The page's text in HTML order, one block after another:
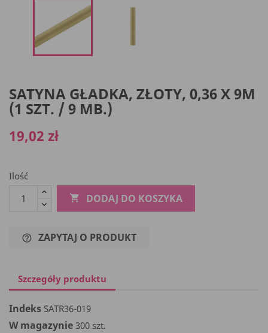
SATYNA GŁADKA, ZŁOTY, 0,36 X 9M
(1 SZT. / 9 MB.)
19,02 zł
Ilość
 DODAJ DO KOSZYKA
help_outline ZAPYTAJ O PRODUKT
Szczegóły produktu
Indeks SATR36-019
W magazynie 300 szt.